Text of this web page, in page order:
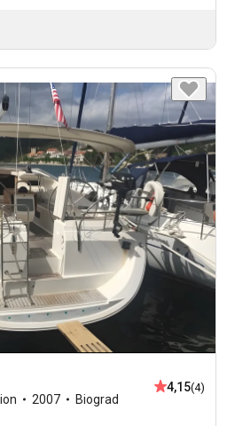
2007 Biograd
4,15(4)